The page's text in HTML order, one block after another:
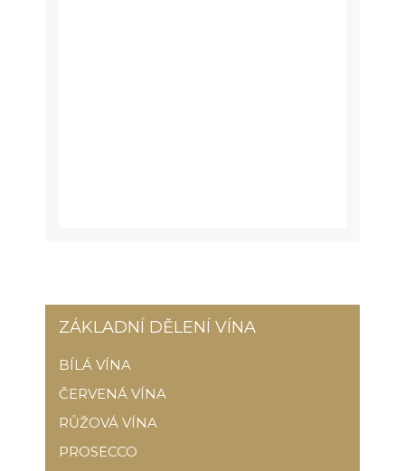
ZÁKLADNÍ DĚLENÍ VÍNA
BÍLÁ VÍNA
ČERVENÁ VÍNA
RŮŽOVÁ VÍNA
PROSECCO